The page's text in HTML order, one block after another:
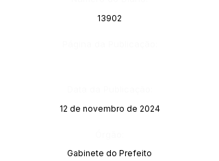
13902
12 de novembro de 2024
Gabinete do Prefeito